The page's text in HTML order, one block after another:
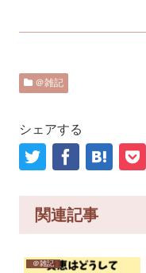
＠雑記
シェアする
関連記事
＠雑記